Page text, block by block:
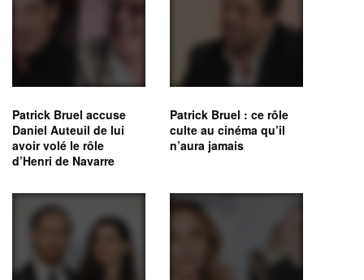
Patrick Bruel accuse
Daniel Auteuil de lui
avoir volé le rôle
d’Henri de Navarre
Patrick Bruel : ce rôle
culte au cinéma qu’il
n’aura jamais